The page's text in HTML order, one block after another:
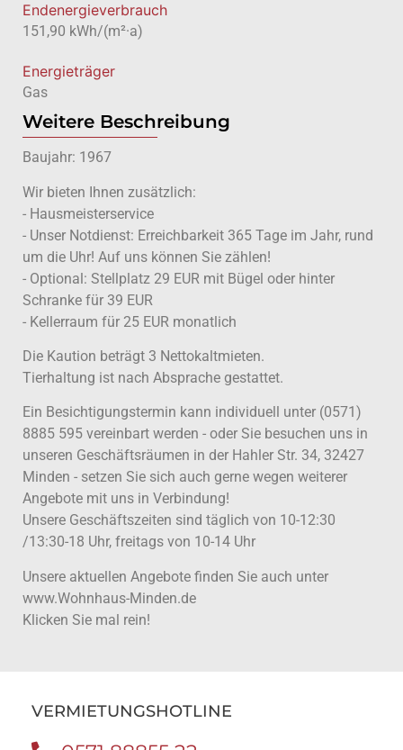
Endenergieverbrauch
151,90 kWh/(m²·a)
Energieträger
Gas
Weitere Beschreibung
Baujahr: 1967
Wir bieten Ihnen zusätzlich:
- Hausmeisterservice
- Unser Notdienst: Erreichbarkeit 365 Tage im Jahr, rund
um die Uhr! Auf uns können Sie zählen!
- Optional: Stellplatz 29 EUR mit Bügel oder hinter
Schranke für 39 EUR
- Kellerraum für 25 EUR monatlich
Die Kaution beträgt 3 Nettokaltmieten.
Tierhaltung ist nach Absprache gestattet.
Ein Besichtigungstermin kann individuell unter (0571)
8885 595 vereinbart werden - oder Sie besuchen uns in
unseren Geschäftsräumen in der Hahler Str. 34, 32427
Minden - setzen Sie sich auch gerne wegen weiterer
Angebote mit uns in Verbindung!
Unsere Geschäftszeiten sind täglich von 10-12:30
/13:30-18 Uhr, freitags von 10-14 Uhr
Unsere aktuellen Angebote finden Sie auch unter
www.Wohnhaus-Minden.de
Klicken Sie mal rein!
VERMIETUNGSHOTLINE